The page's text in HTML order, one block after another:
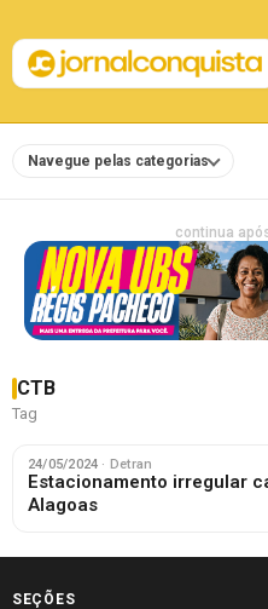
Navegue pelas categorias
continua
CTB
Tag
24/05/2024 · Detran
Estacionamento irregular
Alagoas
SEÇÕES